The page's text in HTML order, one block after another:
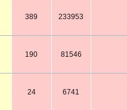
389 233953
190 81546
24 6741